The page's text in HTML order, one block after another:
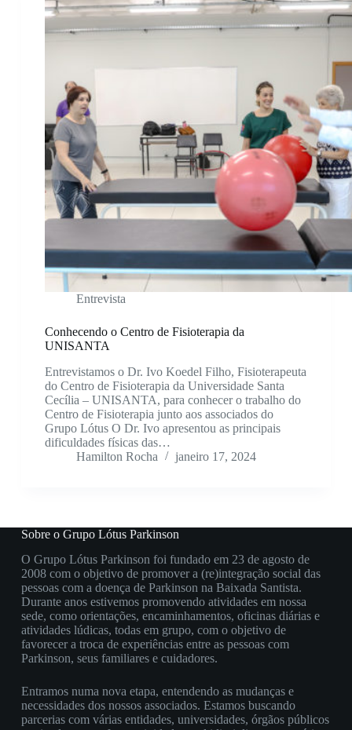
Entrevista
Conhecendo o Centro de Fisioterapia da
UNISANTA
Entrevistamos o Dr. Ivo Koedel Filho, Fisioterapeuta
do Centro de Fisioterapia da Universidade Santa
Cecília – UNISANTA, para conhecer o trabalho do
Centro de Fisioterapia junto aos associados do
Grupo Lótus O Dr. Ivo apresentou as principais
dificuldades físicas das…
Hamilton Rocha
janeiro 17, 2024
Sobre o Grupo Lótus Parkinson
O Grupo Lótus Parkinson foi fundado em 23 de agosto de
2008 com o objetivo de promover a (re)integração social das
pessoas com a doença de Parkinson na Baixada Santista.
Durante anos estivemos promovendo atividades em nossa
sede, como orientações, encaminhamentos, oficinas diárias e
atividades lúdicas, todas em grupo, com o objetivo de
favorecer a troca de experiências entre as pessoas com
Parkinson, seus familiares e cuidadores.
Entramos numa nova etapa, entendendo as mudanças e
necessidades dos nossos associados. Estamos buscando
parcerias com várias entidades, universidades, órgãos públicos